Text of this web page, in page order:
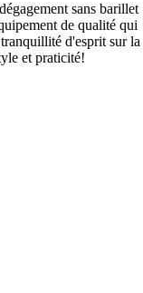
sans barillet
de qualité qui
d'esprit sur la
et praticité!